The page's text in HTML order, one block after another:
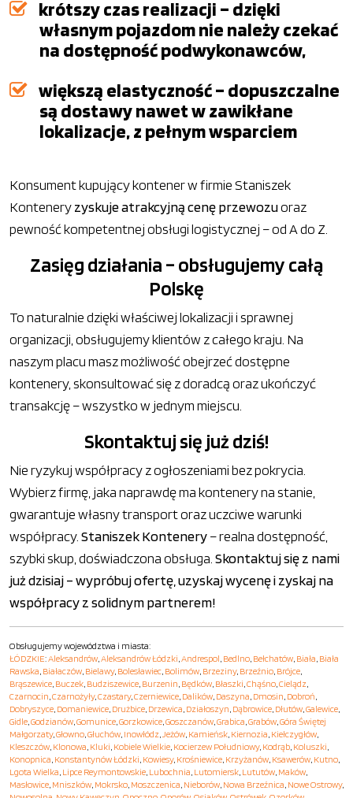
krótszy czas realizacji – dzięki
własnym pojazdom nie należy czekać
na dostępność podwykonawców,
większą elastyczność – dopuszczalne
są dostawy nawet w zawikłane
lokalizacje, z pełnym wsparciem
Konsument kupujący kontener w firmie Staniszek
Konteneryzyskuje atrakcyjną cenę przewozuoraz
pewność kompetentnej obsługi logistycznej – od A do Z.
Zasięg działania – obsługujemy całą
Polskę
To naturalnie dzięki właściwej lokalizacji i sprawnej
organizacji, obsługujemy klientów z całego kraju. Na
naszym placu masz możliwość obejrzeć dostępne
kontenery, skonsultować się z doradcą oraz ukończyć
transakcję – wszystko w jednym miejscu.
Skontaktuj się już dziś!
Nie ryzykuj współpracy z ogłoszeniami bez pokrycia.
Wybierz firmę, jaka naprawdę ma kontenery na stanie,
gwarantuje własny transport oraz uczciwe warunki
współpracy.Staniszek Kontenery– realna dostępność,
szybki skup, doświadczona obsługa.Skontaktuj się z nami
już dzisiaj – wypróbuj ofertę, uzyskaj wycenę i zyskaj na
współpracy z solidnym partnerem!
Obsługujemy województwa i miasta:
ŁÓDZKIE:Aleksandrów,Aleksandrów Łódzki,Andrespol, Bedlno, Bełchatów, Biała, Biała
Rawska, Białaczów, Bielawy, Bolesławiec, Bolimów, Brzeziny, Brzeźnio, Brójce,
Brąszewice, Buczek, Budziszewice, Burzenin, Będków, Błaszki,Chąśno,Cielądz,
Czarnocin,Czarnożyły,Czastary,Czerniewice, Dalików, Daszyna, Dmosin, Dobroń,
Dobryszyce, Domaniewice, Drużbice, Drzewica, Działoszyn, Dąbrowice, Dłutów,Galewice,
Gidle,Godzianów,Gomunice,Gorzkowice,Goszczanów,Grabica,Grabów,Góra Świętej
Małgorzaty,Głowno,Głuchów, Inowłódz,Jeżów, Kamieńsk, Kiernozia, Kiełczygłów,
Kleszczów, Klonowa, Kluki, Kobiele Wielkie, Kocierzew Południowy, Kodrąb, Koluszki,
Konopnica, Konstantynów Łódzki, Kowiesy, Krośniewice, Krzyżanów, Ksawerów, Kutno,
Lgota Wielka, Lipce Reymontowskie, Lubochnia, Lutomiersk, Lututów, Maków,
Masłowice, Mniszków, Mokrsko, Moszczenica, Nieborów, Nowa Brzeźnica, Nowe Ostrowy,